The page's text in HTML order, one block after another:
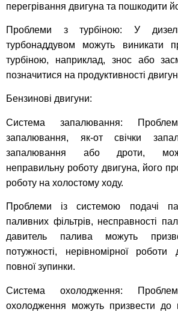
перегрівання двигуна та пошкодити
Проблеми з турбіною: У
турбонаддувом можуть виникати
турбіною, наприклад, знос або
позначитися на продуктивності
Бензинові двигуни:
Система запалювання:
запалювання, як-от свічки
запалювання або дроти,
неправильну роботу двигуна, його
роботу на холостому ходу.
Проблеми із системою подачі
паливних фільтрів, несправності
давитель палива можуть
потужності, нерівномірної
повної зупинки.
Система охолодження:
охолодження можуть призвести до